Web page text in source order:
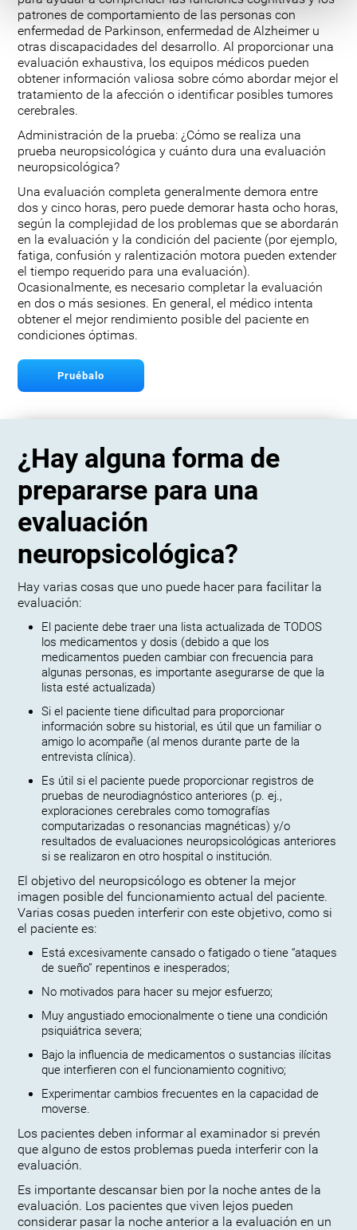
patrones de comportamiento de las personas con
enfermedad de Parkinson, enfermedad de Alzheimer u
otras discapacidades del desarrollo. Al proporcionar una
evaluación exhaustiva, los equipos médicos pueden
obtener información valiosa sobre cómo abordar mejor el
tratamiento de la afección o identificar posibles tumores
cerebrales.
Administración de la prueba: ¿Cómo se realiza una
prueba neuropsicológica y cuánto dura una evaluación
neuropsicológica?
Una evaluación completa generalmente demora entre
dos y cinco horas, pero puede demorar hasta ocho horas,
según la complejidad de los problemas que se abordarán
en la evaluación y la condición del paciente (por ejemplo,
fatiga, confusión y ralentización motora pueden extender
el tiempo requerido para una evaluación).
Ocasionalmente, es necesario completar la evaluación
en dos o más sesiones. En general, el médico intenta
obtener el mejor rendimiento posible del paciente en
condiciones óptimas.
Pruébalo
¿Hay alguna forma de
prepararse para una
evaluación
neuropsicológica?
Hay varias cosas que uno puede hacer para facilitar la
evaluación:
El paciente debe traer una lista actualizada de TODOS
los medicamentos y dosis (debido a que los
medicamentos pueden cambiar con frecuencia para
algunas personas, es importante asegurarse de que la
lista esté actualizada)
Si el paciente tiene dificultad para proporcionar
información sobre su historial, es útil que un familiar o
amigo lo acompañe (al menos durante parte de la
entrevista clínica).
Es útil si el paciente puede proporcionar registros de
pruebas de neurodiagnóstico anteriores (p. ej.,
exploraciones cerebrales como tomografías
computarizadas o resonancias magnéticas) y/o
resultados de evaluaciones neuropsicológicas anteriores
si se realizaron en otro hospital o institución.
El objetivo del neuropsicólogo es obtener la mejor
imagen posible del funcionamiento actual del paciente.
Varias cosas pueden interferir con este objetivo, como si
el paciente es:
Está excesivamente cansado o fatigado o tiene “ataques
de sueño” repentinos e inesperados;
No motivados para hacer su mejor esfuerzo;
Muy angustiado emocionalmente o tiene una condición
psiquiátrica severa;
Bajo la influencia de medicamentos o sustancias ilícitas
que interfieren con el funcionamiento cognitivo;
Experimentar cambios frecuentes en la capacidad de
moverse.
Los pacientes deben informar al examinador si prevén
que alguno de estos problemas pueda interferir con la
evaluación.
Es importante descansar bien por la noche antes de la
evaluación. Los pacientes que viven lejos pueden
considerar pasar la noche anterior a la evaluación en un